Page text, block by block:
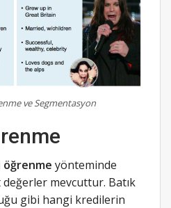
ve Segmentasyon
yönteminde
mevcuttur. Batık
gibi hangi kredilerin